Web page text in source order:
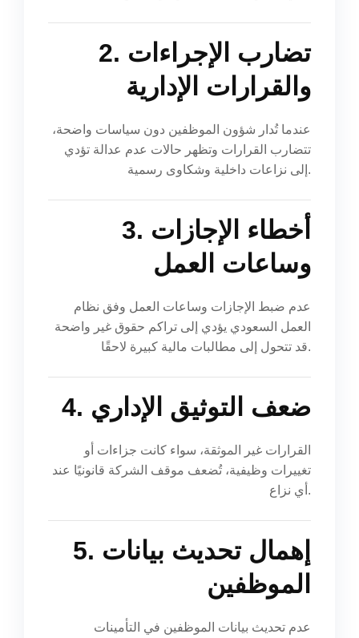
2. تضارب الإجراءات
والقرارات الإدارية
عندما تُدار شؤون الموظفين دون سياسات واضحة،
تتضارب القرارات وتظهر حالات عدم عدالة تؤدي
إلى نزاعات داخلية وشكاوى رسمية.
3. أخطاء الإجازات
وساعات العمل
عدم ضبط الإجازات وساعات العمل وفق نظام
العمل السعودي يؤدي إلى تراكم حقوق غير واضحة
قد تتحول إلى مطالبات مالية كبيرة لاحقًا.
4. ضعف التوثيق الإداري
القرارات غير الموثقة، سواء كانت جزاءات أو
تغييرات وظيفية، تُضعف موقف الشركة قانونيًا عند
أي نزاع.
5. إهمال تحديث بيانات
الموظفين
عدم تحديث بيانات الموظفين في التأمينات